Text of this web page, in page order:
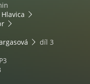
díl 3